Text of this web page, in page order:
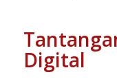
Digital